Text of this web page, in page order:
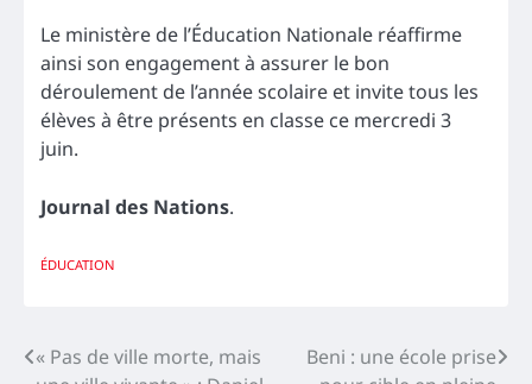
Le ministère de l’Éducation Nationale réaffirme
ainsi son engagement à assurer le bon
déroulement de l’année scolaire et invite tous les
élèves à être présents en classe ce mercredi 3
juin.
Journal des Nations.
ÉDUCATION
Navigation
« Pas de ville morte, mais
Beni : une école prise